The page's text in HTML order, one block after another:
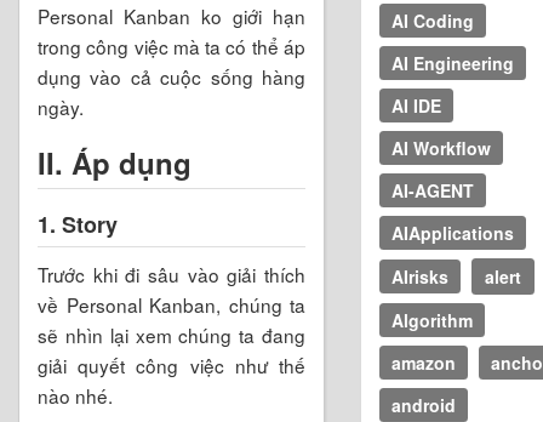
Personal Kanban ko giới hạn
trong công việc mà ta có thể áp
dụng vào cả cuộc sống hàng
ngày.
II. Áp dụng
1. Story
Trước khi đi sâu vào giải thích
về Personal Kanban, chúng ta
sẽ nhìn lại xem chúng ta đang
giải quyết công việc như thế
nào nhé.
AI Coding
AI Engineering
AI IDE
AI Workflow
AI-AGENT
AIApplications
AIrisks
alert
Algorithm
amazon
android